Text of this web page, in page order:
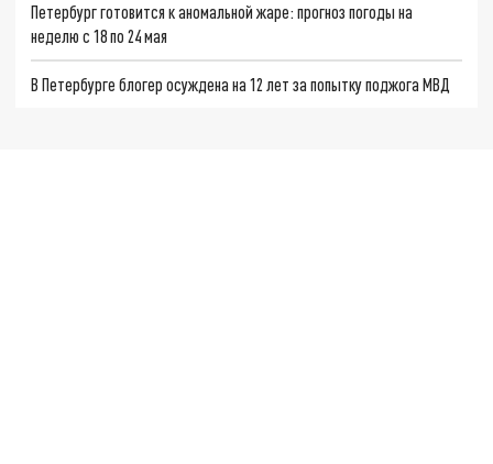
Петербург готовится к аномальной жаре: прогноз погоды на
неделю с 18 по 24 мая
В Петербурге блогер осуждена на 12 лет за попытку поджога МВД